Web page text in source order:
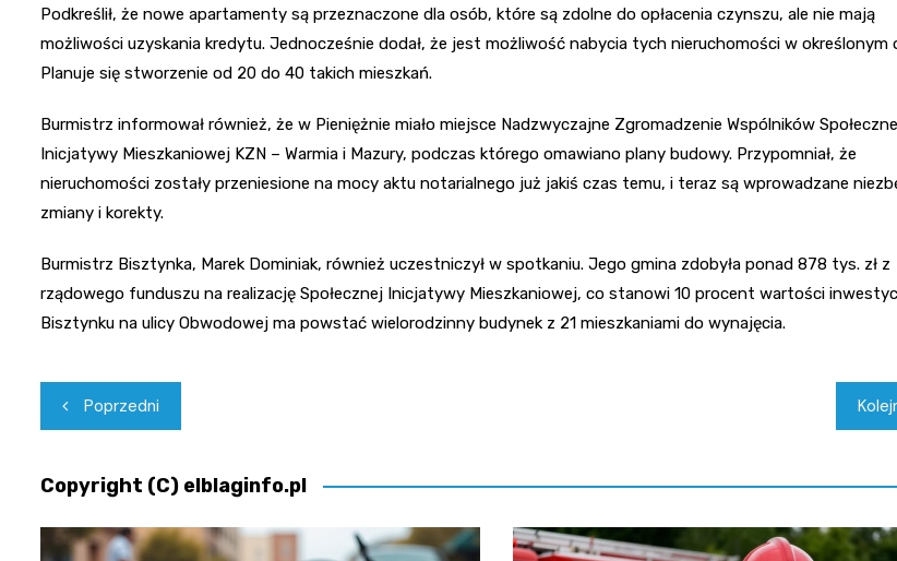
Podkreślił, że nowe apartamenty są przeznaczone dla osób, które są zdolne do opłacenia czynszu, ale nie mają
możliwości uzyskania kredytu. Jednocześnie dodał, że jest możliwość nabycia tych nieruchomości w określonym
Planuje się stworzenie od 20 do 40 takich mieszkań.
Burmistrz informował również, że w Pieniężnie miało miejsce Nadzwyczajne Zgromadzenie Wspólników
Inicjatywy Mieszkaniowej KZN – Warmia i Mazury, podczas którego omawiano plany budowy. Przypomniał, że
nieruchomości zostały przeniesione na mocy aktu notarialnego już jakiś czas temu, i teraz są wprowadzane
zmiany i korekty.
Burmistrz Bisztynka, Marek Dominiak, również uczestniczył w spotkaniu. Jego gmina zdobyła ponad 878 tys. zł z
rządowego funduszu na realizację Społecznej Inicjatywy Mieszkaniowej, co stanowi 10 procent wartości
Bisztynku na ulicy Obwodowej ma powstać wielorodzinny budynek z 21 mieszkaniami do wynajęcia.
Nawigacja
wpisu
Poprzedni
Copyright (C) elblaginfo.pl